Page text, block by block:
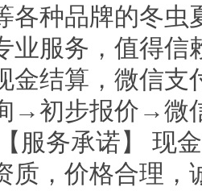
各种品牌的冬
业服务，值得信
金结算，微信支
→初步报价→微
服务承诺】 现
质，价格合理